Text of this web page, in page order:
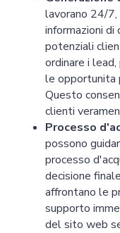
lavorano 24/
informazioni
potenziali
ordinare i
le opportunita
Questo
clienti
Processo
possono
processo
decisione
affrontano le
supporto
del sito web